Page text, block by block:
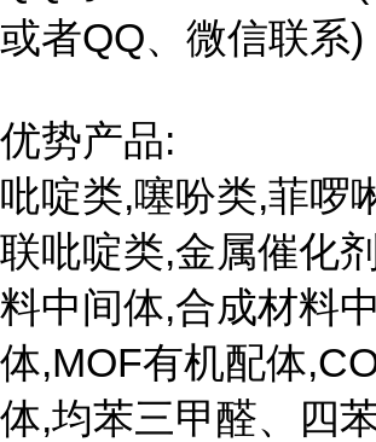
或者QQ、微信联系)
优势产品:
吡啶类,噻吩类,菲啰
联吡啶类,金属催化
料中间体,合成材料
体,MOF有机配体
体,均苯三甲醛、四